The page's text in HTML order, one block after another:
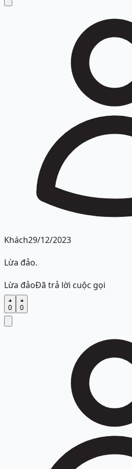
Khách29/12/2023
Lừa đảo.
Lừa đảoĐã trả lời cuộc gọi
0 0